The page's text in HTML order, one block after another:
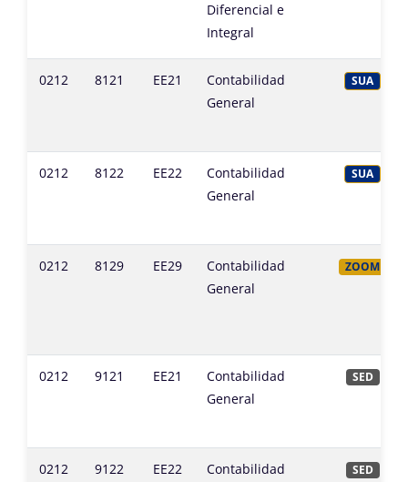
Diferencial e
Integral
0212 8121 EE21
Contabilidad
General
SUA
0212 8122 EE22
Contabilidad
General
SUA
0212 8129 EE29
Contabilidad
General
ZOOM
0212 9121 EE21
Contabilidad
General
SED
0212 9122 EE22
Contabilidad
SED